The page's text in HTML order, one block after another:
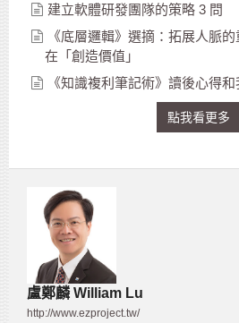
建立軟體研發團隊的策略 3 問
《底層邏輯》選摘：拓展人脈
在「創造價值」
《知識複利筆記術》讀後心得
點我看更多
盧鄭麟 William Lu
http://www.ezproject.tw/